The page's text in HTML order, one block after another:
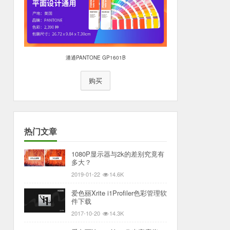
潘通PANTONE GP1601B
购买
热门文章
1080P显示器与2k的差别究竟有
多大？
2019-01-22 14.6K
爱色丽Xrite i1Profiler色彩管理软
件下载
2017-10-20 14.3K